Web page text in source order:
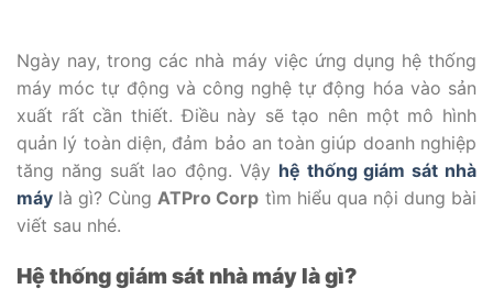
Ngày nay, trong các nhà máy việc ứng dụng hệ thống
máy móc tự động và công nghệ tự động hóa vào sản
xuất rất cần thiết. Điều này sẽ tạo nên một mô hình
quản lý toàn diện, đảm bảo an toàn giúp doanh nghiệp
tăng năng suất lao động. Vậy hệ thống giám sát nhà
máy là gì? Cùng ATPro Corp tìm hiểu qua nội dung bài
viết sau nhé.
Hệ thống giám sát nhà máy là gì?